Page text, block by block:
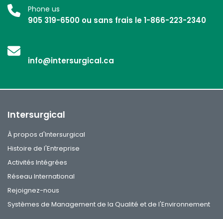
Phone us
905 319-6500 ou sans frais le 1-866-223-2340
info@intersurgical.ca
Intersurgical
À propos d'Intersurgical
Histoire de l'Entreprise
Activités Intégrées
Réseau International
Rejoignez-nous
Systèmes de Management de la Qualité et de l'Environnement